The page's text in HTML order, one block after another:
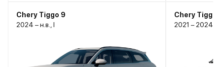
Chery Tiggo 9
2024 – н.в., I
Chery Tiggo
2021 – 2024, I